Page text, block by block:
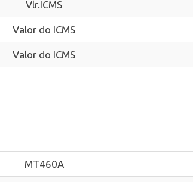
Vlr.ICMS
Valor do ICMS
Valor do ICMS
MT460A